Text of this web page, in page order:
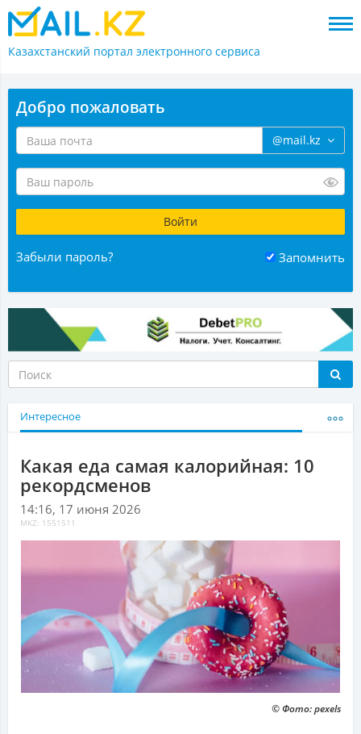
Казахстанский портал электронного сервиса
Добро пожаловать
@mail.kz
Забыли пароль? Запомнить
Интересное
Какая еда самая калорийная: 10
рекордсменов
14:16, 17 июня 2026
MKZ: 1551511
© Фото: pexels